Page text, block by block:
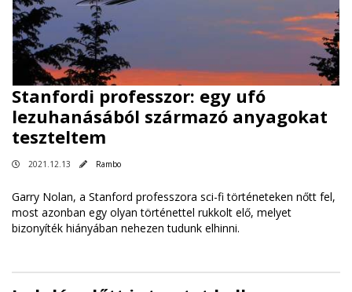
Stanfordi professzor: egy ufó
lezuhanásából származó anyagokat
teszteltem
2021.12.13 Rambo
Garry Nolan, a Stanford professzora sci-fi történeteken nőtt fel,
most azonban egy olyan történettel rukkolt elő, melyet
bizonyíték hiányában nehezen tudunk elhinni.